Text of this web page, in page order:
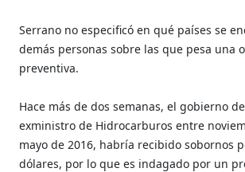
Serrano no especificó en qué países se
demás personas sobre las que pesa una
preventiva.
Hace más de dos semanas, el gobierno
exministro de Hidrocarburos entre
mayo de 2016, habría recibido sobornos
dólares, por lo que es indagado por un